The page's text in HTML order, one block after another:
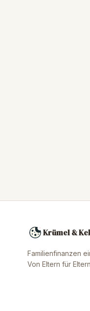
Krümel &
Familienfinanzen
Von Eltern für